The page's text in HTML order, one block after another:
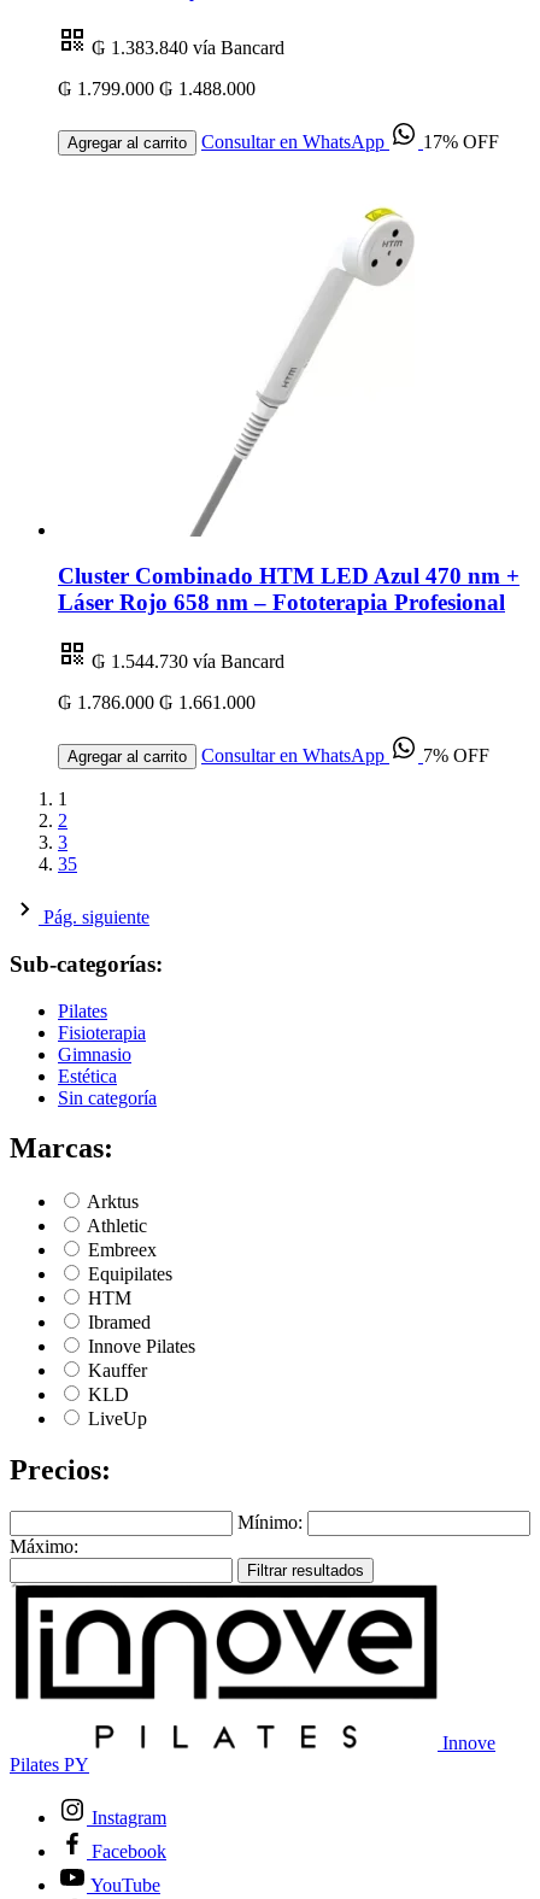
₲ 1.383.840 vía Bancard
₲ 1.799.000 ₲ 1.488.000
Agregar al carrito Consultar en WhatsApp 17% OFF
Cluster Combinado HTM LED Azul 470 nm +
Láser Rojo 658 nm – Fototerapia Profesional
₲ 1.544.730 vía Bancard
₲ 1.786.000 ₲ 1.661.000
Agregar al carrito Consultar en WhatsApp 7% OFF
1
2
3
35
Pág. siguiente
Sub-categorías:
Pilates
Fisioterapia
Gimnasio
Estética
Sin categoría
Marcas:
Arktus
Athletic
Embreex
Equipilates
HTM
Ibramed
Innove Pilates
Kauffer
KLD
LiveUp
Precios:
Mínimo:
Máximo:
Filtrar resultados
Innove
Pilates PY
Instagram
Facebook
YouTube